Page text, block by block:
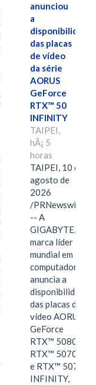
anunciou
a
disponibilidade
das placas
de vídeo
da série
AORUS
GeForce
RTX™ 50
INFINITY
TAIPEI,
hÃ¡ 5
horas
TAIPEI, 10 de
agosto de
2026
/PRNewswire/
-- A
GIGABYTE,
marca líder
mundial em
computadores,
anuncia a
disponibilidade
das placas de
vídeo AORUS
GeForce
RTX™ 5080,
RTX™ 5070 Ti
e RTX™ 5070
INFINITY,